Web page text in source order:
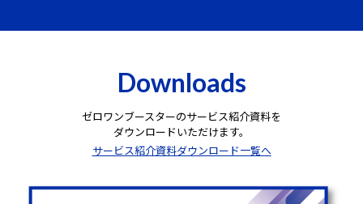
Downloads
ゼロワンブースターのサービス紹介資料を
ダウンロードいただけます。
サービス紹介資料ダウンロード一覧へ